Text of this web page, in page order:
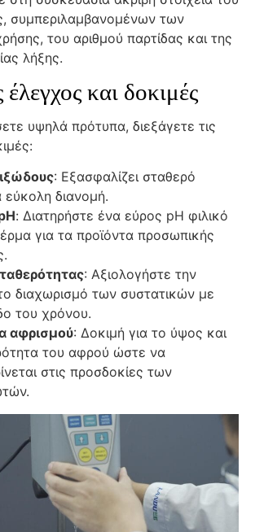
συμπεριλαμβανομένων των
του αριθμού παρτίδας και της
λήξης.
έλεγχος και δοκιμές
υψηλά πρότυπα, διεξάγετε τις
: Εξασφαλίζει σταθερό
εύκολη διανομή.
: Διατηρήστε ένα εύρος pH φιλικό
για τα προϊόντα προσωπικής
: Αξιολογήστε την
διαχωρισμό των συστατικών με
του χρόνου.
αφρισμού: Δοκιμή για το ύψος και
του αφρού ώστε να
στις προσδοκίες των